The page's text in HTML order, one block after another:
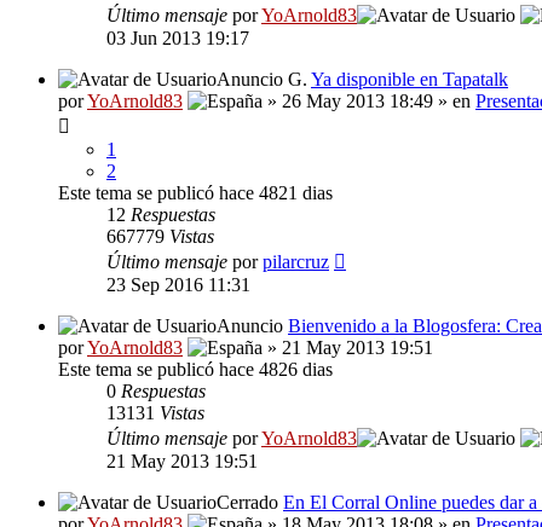
Último mensaje porYoArnold83
03 Jun 2013 19:17
Anuncio G. Ya disponible en Tapatalk
porYoArnold83 » 26 May 2013 18:49 » en
1
2
Este tema se publicó hace 4821 dias
12 Respuestas
667779 Vistas
Último mensaje porpilarcruz
23 Sep 2016 11:31
Anuncio Bienvenido a la Blogosfera:
porYoArnold83
» 21 May 2013 19:51
Este tema se publicó hace 4826 dias
0 Respuestas
13131 Vistas
Último mensaje porYoArnold83
21 May 2013 19:51
Cerrado En El Corral Online puedes dar a